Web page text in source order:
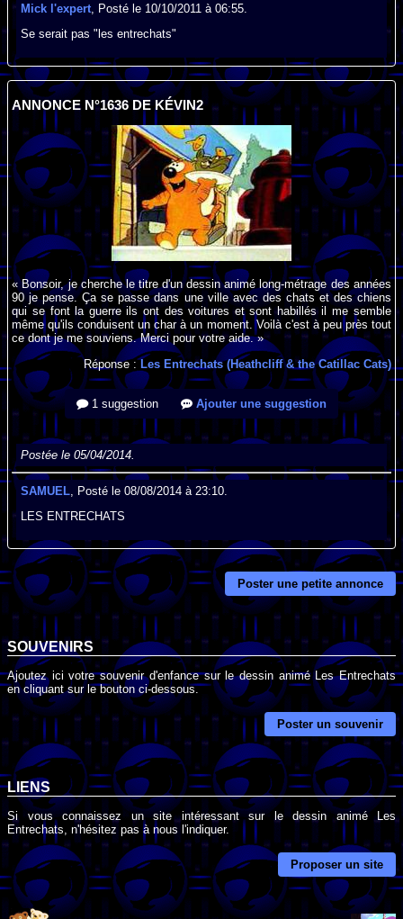
Mick l'expert , Posté le 10/10/2011 à 06:55.
Se serait pas "les entrechats"
ANNONCE N°1636 DE KÉVIN2
« Bonsoir, je cherche le titre d'un dessin animé long-métrage des années
90 je pense. Ça se passe dans une ville avec des chats et des chiens
qui se font la guerre ils ont des voitures et sont habillés il me semble
même qu'ils conduisent un char à un moment. Voilà c'est à peu près tout
ce dont je me souviens. Merci pour votre aide. »
Réponse :Les Entrechats (Heathcliff & the Catillac Cats)
1 suggestion Ajouter une suggestion
Postée le 05/04/2014.
SAMUEL, Posté le 08/08/2014 à 23:10.
LES ENTRECHATS
Poster une petite annonce
SOUVENIRS
Ajoutez ici votre souvenir d'enfance sur le dessin animé Les Entrechats
en cliquant sur le bouton ci-dessous.
Poster un souvenir
LIENS
Si vous connaissez un site intéressant sur le dessin animé Les
Entrechats, n'hésitez pas à nous l'indiquer.
Proposer un site